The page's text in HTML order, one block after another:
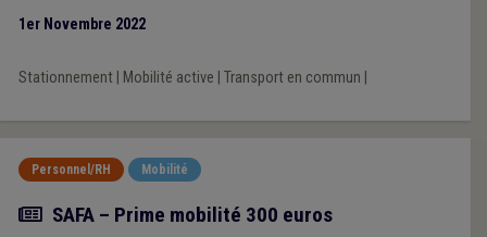
1er Novembre 2022
Stationnement| Mobilité active Transport en commun
Personnel/RH Mobilité
Actualité
SAFA – Prime mobilité 300 euros